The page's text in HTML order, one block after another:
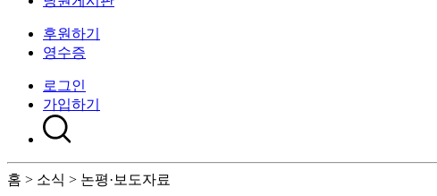
후원하기
영수증
로그인
가입하기
홈 > 소식 > 논평·보도자료